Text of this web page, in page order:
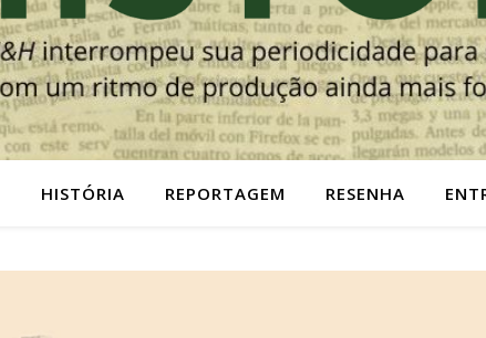
HISTÓRIA REPORTAGEM RESENHA